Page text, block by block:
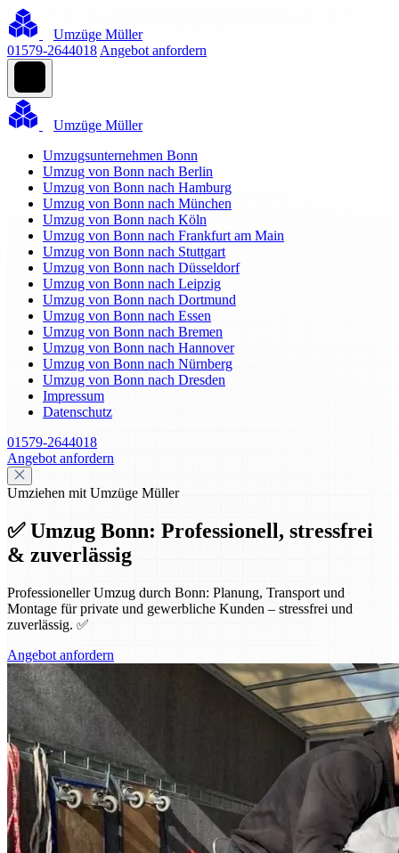
Umzüge Müller
01579-2644018 Angebot anfordern
Umzüge Müller
Umzugsunternehmen Bonn
Umzug von Bonn nach Berlin
Umzug von Bonn nach Hamburg
Umzug von Bonn nach München
Umzug von Bonn nach Köln
Umzug von Bonn nach Frankfurt am Main
Umzug von Bonn nach Stuttgart
Umzug von Bonn nach Düsseldorf
Umzug von Bonn nach Leipzig
Umzug von Bonn nach Dortmund
Umzug von Bonn nach Essen
Umzug von Bonn nach Bremen
Umzug von Bonn nach Hannover
Umzug von Bonn nach Nürnberg
Umzug von Bonn nach Dresden
Impressum
Datenschutz
01579-2644018
Angebot anfordern
Umziehen mit Umzüge Müller
✅ Umzug Bonn: Professionell, stressfrei
& zuverlässig
Professioneller Umzug durch Bonn: Planung, Transport und
Montage für private und gewerbliche Kunden – stressfrei und
zuverlässig. ✅
Angebot anfordern